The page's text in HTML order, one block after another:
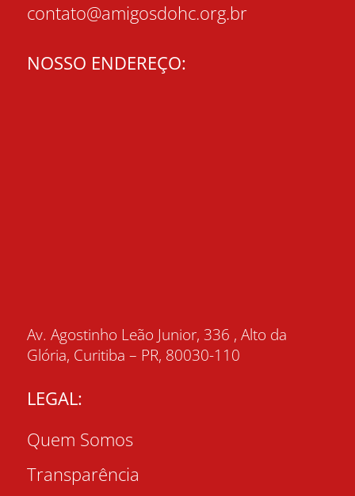
contato@amigosdohc.org.br
NOSSO ENDEREÇO:
Av. Agostinho Leão Junior, 336 , Alto da
Glória, Curitiba – PR, 80030-110
LEGAL:
Quem Somos
Transparência